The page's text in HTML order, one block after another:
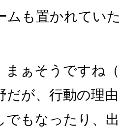
ムも置かれてい
まぁそうですね
だが、行動の理
でもなったり、